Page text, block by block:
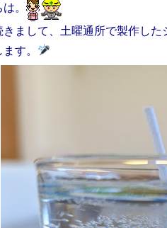
。
まして、土曜通所で製作し
す。